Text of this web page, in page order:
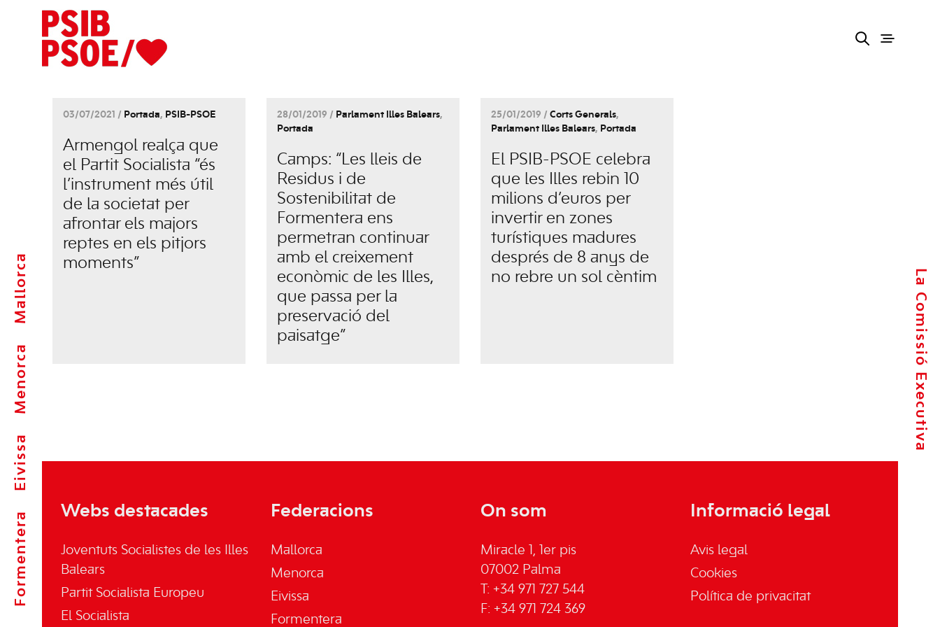
Formentera
Eivissa
Menorca
Mallorca La Comissió Executiva
03/07/2021 / Portada, PSIB-PSOE
Armengol realça que
el Partit Socialista “és
l’instrument més útil
de la societat per
afrontar els majors
reptes en els pitjors
moments”
28/01/2019 / Parlament Illes Balears,
Portada
Camps: “Les lleis de
Residus i de
Sostenibilitat de
Formentera ens
permetran continuar
amb el creixement
econòmic de les Illes,
que passa per la
preservació del
paisatge”
25/01/2019 / Corts Generals,
Parlament Illes Balears, Portada
El PSIB-PSOE celebra
que les Illes rebin 10
milions d’euros per
invertir en zones
turístiques madures
després de 8 anys de
no rebre un sol cèntim
Webs destacades
Joventuts Socialistes de les Illes
Balears
Partit Socialista Europeu
El Socialista
Federacions
Mallorca
Menorca
Eivissa
Formentera
On som
Miracle 1, 1er pis
07002 Palma
T: +34 971 727 544
F: +34 971 724 369
Informació legal
Avis legal
Cookies
Política de privacitat